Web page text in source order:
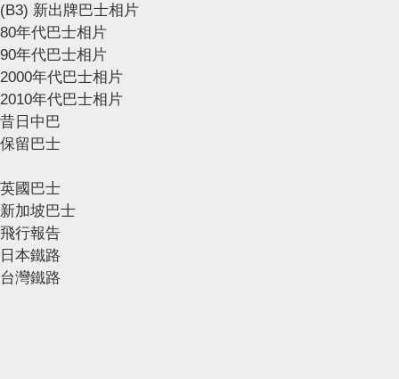
(B3) 新出牌巴士相片
80年代巴士相片
90年代巴士相片
2000年代巴士相片
2010年代巴士相片
昔日中巴
保留巴士
英國巴士
新加坡巴士
飛行報告
日本鐵路
台灣鐵路